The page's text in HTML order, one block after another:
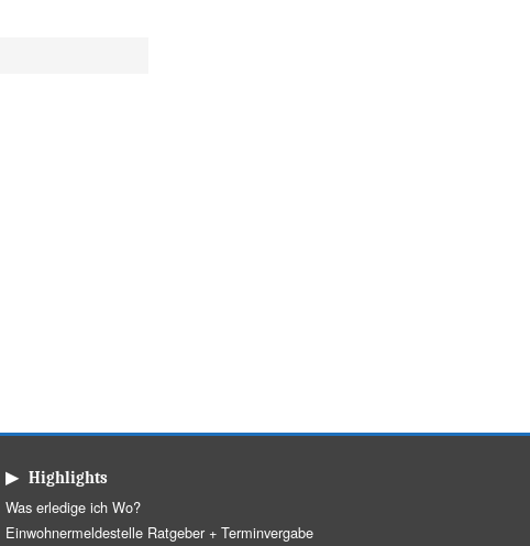
▶ Highlights
Was erledige ich Wo?
Einwohnermeldestelle Ratgeber + Terminvergabe